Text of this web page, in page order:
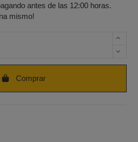
antes de las 12:00 horas.
mismo!
Comprar